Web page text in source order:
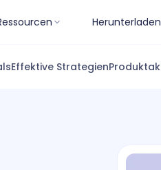
Herunterladen
Effektive Strategien